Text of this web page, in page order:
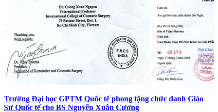
Trường Đại học GPTM Quốc tế phong tặng chức danh Giáo
Sư Quốc tế cho BS Nguyễn Xuân Cương